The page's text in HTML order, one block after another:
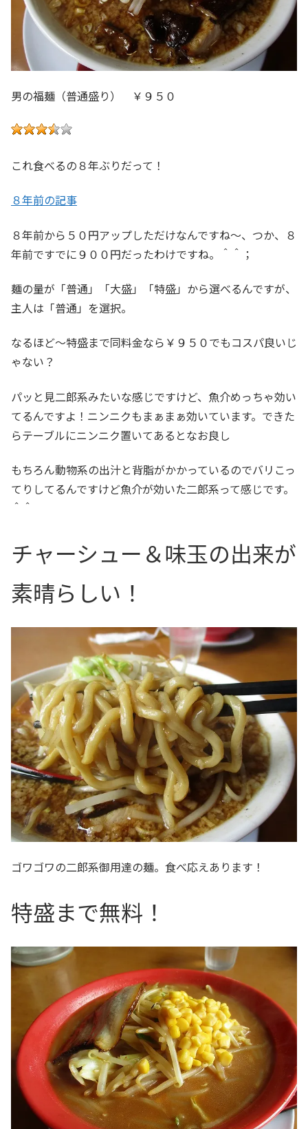
男の福麺（普通盛り） ￥９５０
これ食べるの８年ぶりだって！
８年前の記事
８年前から５０円アップしただけなんですね～、つか、８
年前ですでに９００円だったわけですね。＾＾；
麺の量が「普通」「大盛」「特盛」から選べるんですが、
主人は「普通」を選択。
なるほど～特盛まで同料金なら￥９５０でもコスパ良いじ
ゃない？
パッと見二郎系みたいな感じですけど、魚介めっちゃ効い
てるんですよ！ニンニクもまぁまぁ効いています。できた
らテーブルにニンニク置いてあるとなお良し
もちろん動物系の出汁と背脂がかかっているのでバリこっ
てりしてるんですけど魚介が効いた二郎系って感じです。
＾＾
チャーシュー＆味玉の出来が
素晴らしい！
ゴワゴワの二郎系御用達の麺。食べ応えあります！
特盛まで無料！